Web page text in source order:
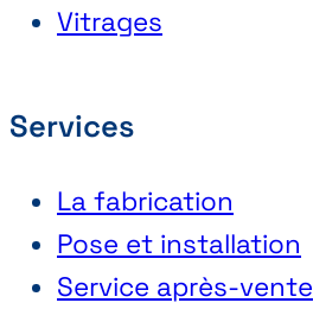
Vitrages
Services
La fabrication
Pose et installation
Service après-vente